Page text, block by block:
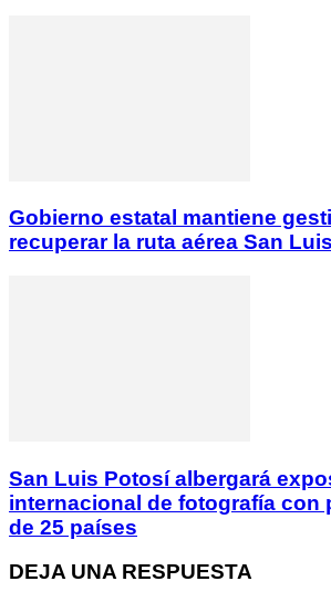
Gobierno estatal mantiene
recuperar la ruta aérea San
San Luis Potosí albergará
internacional de fotografía con
de 25 países
DEJA UNA RESPUESTA